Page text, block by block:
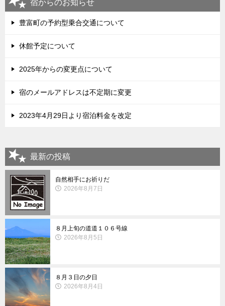
宿からのお知らせ
豊富町の予約型乗合交通について
休館予定について
2025年からの変更点について
宿のメールアドレスは不定期に変更
2023年4月29日より宿泊料金を改定
最新の投稿
自然相手にお祈りだ
2026年8月7日
８月上旬の道道１０６号線
2026年8月5日
８月３日の夕日
2026年8月4日